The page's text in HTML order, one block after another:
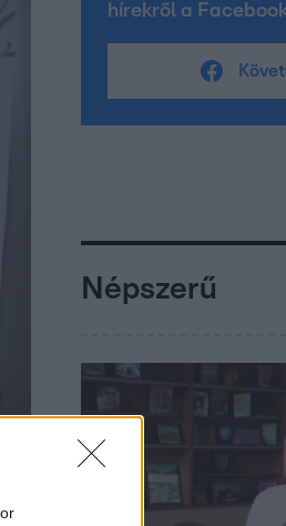
hírekről a
Népszerű